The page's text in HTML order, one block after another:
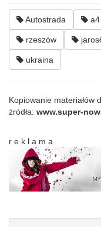
Autostrada a4
rzeszów
ukraina
Kopiowanie materiałów
źródła: www.super-
r e k l a m a